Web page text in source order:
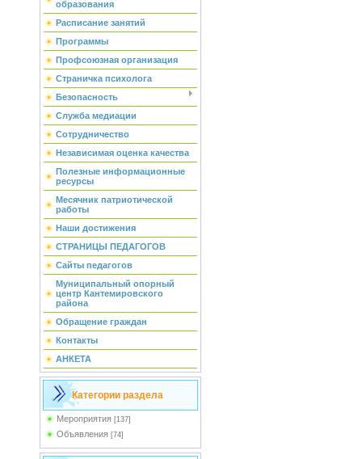
образования
Расписание занятий
Программы
Профсоюзная организация
Страничка психолога
Безопасность
Служба медиации
Сотрудничество
Независимая оценка качества
Полезные информационные
ресурсы
Месячник патриотической
работы
Наши достижения
СТРАНИЦЫ ПЕДАГОГОВ
Сайты педагогов
Муниципальный опорный
центр Кантемировского
района
Обращение граждан
Контакты
АНКЕТА
Категории раздела
Мероприятия [137]
Объявления [74]